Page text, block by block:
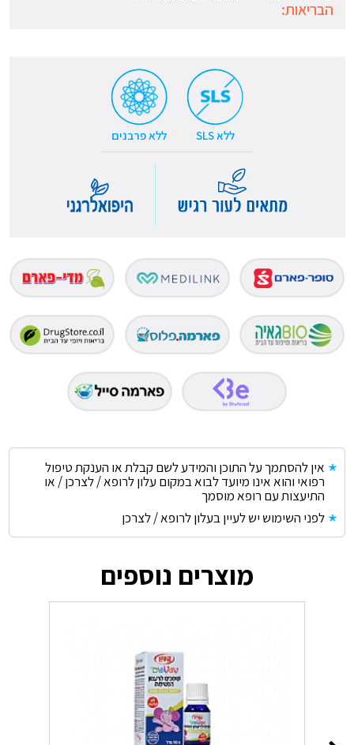
הבריאות:
ללא SLS ללא פרבנים
אין להסתמך על התוכן והמידע לשם קבלת או הענקת טיפול
רפואי והוא אינו מיועד לבוא במקום עלון לרופא / לצרכן / או
התיעצות עם רופא מוסמך
לפני השימוש יש לעיין בעלון לרופא / לצרכן
מוצרים נוספים